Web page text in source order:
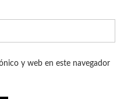
y web en este navegador